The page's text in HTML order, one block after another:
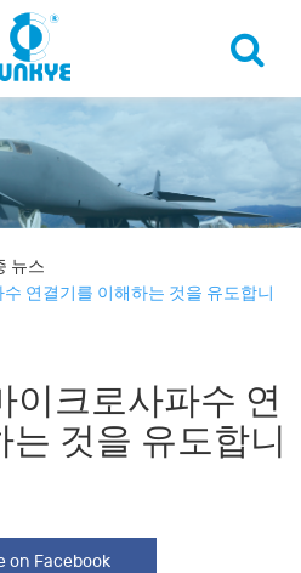
뉴스
연결기를 이해하는 것을 유도합니
이크로사파수 연
는 것을 유도합니
on Facebook